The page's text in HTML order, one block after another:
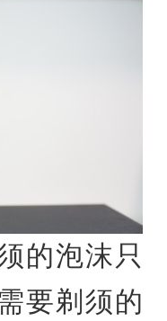
的泡沫只
要剃须的